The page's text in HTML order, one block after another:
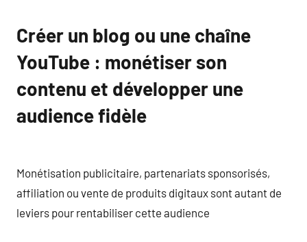
Créer un blog ou une chaîne
YouTube : monétiser son
contenu et développer une
audience fidèle
Monétisation publicitaire, partenariats sponsorisés,
affiliation ou vente de produits digitaux sont autant de
leviers pour rentabiliser cette audience